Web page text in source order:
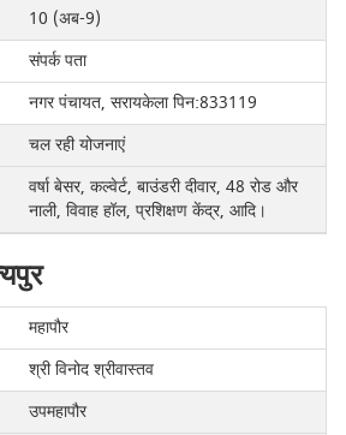
10 (अब-9)
संपर्क पता
नगर पंचायत, सरायकेला पिन:833119
चल रही योजनाएं
वर्षा बेसर, कल्वेर्ट, बाउंडरी दीवार, 48 रोड और
नाली, विवाह हॉल, प्रशिक्षण केंद्र, आदि।
महापौर
श्री विनोद श्रीवास्तव
उपमहापौर